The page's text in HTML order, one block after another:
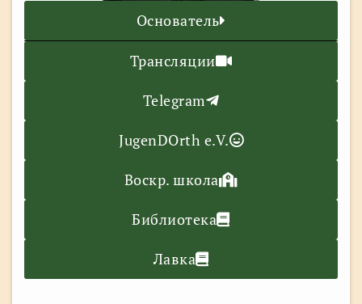
Основатель
Трансляции
Telegram
JugenDOrth e.V.
Воскр. школа
Библиотека
Лавка